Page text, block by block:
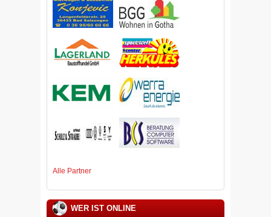
Alle Partner
WER IST ONLINE